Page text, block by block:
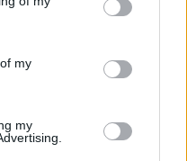
its third-party tags to
in below Google
my
my
Vargas: